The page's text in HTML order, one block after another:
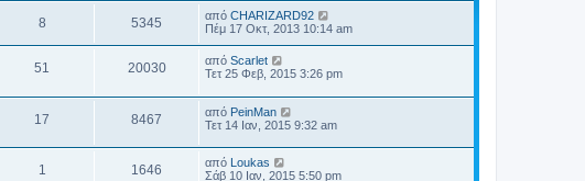
8 5345 από CHARIZARD92
Πέμ 17 Οκτ, 2013 10:14 am
51 20030 από Scarlet
Τετ 25 Φεβ, 2015 3:26 pm
17 8467 από PeinMan
Τετ 14 Ιαν, 2015 9:32 am
1 1646 από Loukas
Σάβ 10 Ιαν, 2015 5:50 pm